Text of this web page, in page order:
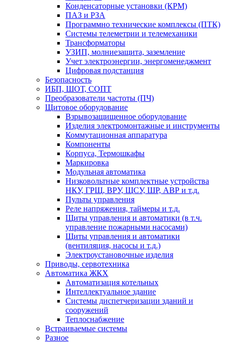
Конденсаторные установки (КРМ)
ПАЗ и РЗА
Программно технические комплексы (ПТК)
Системы телеметрии и телемеханики
Трансформаторы
УЗИП, молниезащита, заземление
Учет электроэнергии, энергоменеджмент
Цифровая подстанция
Безопасность
ИБП, ШОТ, СОПТ
Преобразователи частоты (ПЧ)
Щитовое оборудование
Взрывозащищенное оборудование
Изделия электромонтажные и инструменты
Коммутационная аппаратура
Компоненты
Корпуса, Термошкафы
Маркировка
Модульная автоматика
Низковольтные комплектные устройства
НКУ, ГРЩ, ВРУ, ЩСУ, ШР, АВР и т.д.
Пульты управления
Реле напряжения, таймеры и т.д.
Щиты управления и автоматики (в т.ч.
управление пожарными насосами)
Щиты управления и автоматики
(вентиляция, насосы и т.д.)
Электроустановочные изделия
Приводы, сервотехника
Автоматика ЖКХ
Автоматизация котельных
Интеллектуальное здание
Системы диспетчеризации зданий и
сооружений
Теплоснабжение
Встраиваемые системы
Разное